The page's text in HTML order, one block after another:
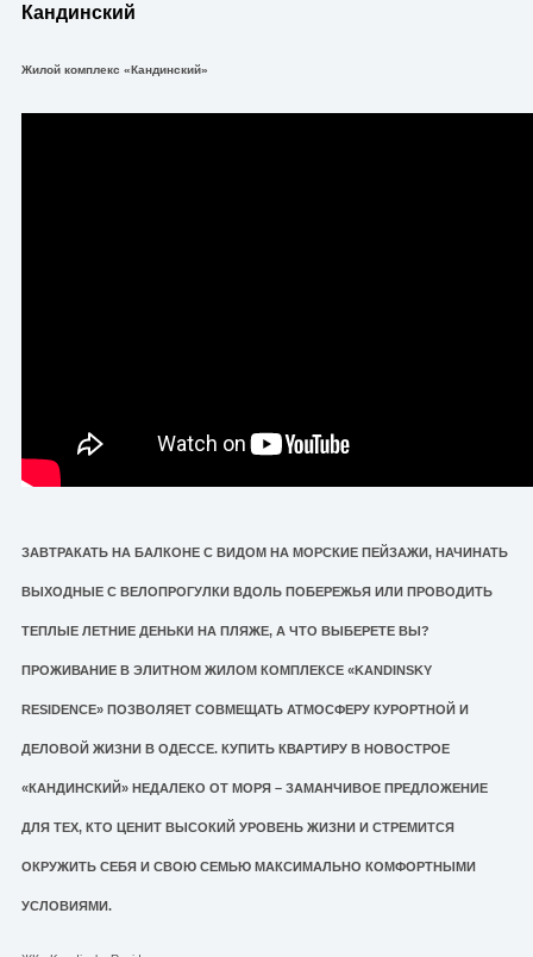
Кандинский
Жилой комплекс «Кандинский»
ЗАВТРАКАТЬ НА БАЛКОНЕ С ВИДОМ НА МОРСКИЕ ПЕЙЗАЖИ, НАЧИНАТЬ
ВЫХОДНЫЕ С ВЕЛОПРОГУЛКИ ВДОЛЬ ПОБЕРЕЖЬЯ ИЛИ ПРОВОДИТЬ
ТЕПЛЫЕ ЛЕТНИЕ ДЕНЬКИ НА ПЛЯЖЕ, А ЧТО ВЫБЕРЕТЕ ВЫ?
ПРОЖИВАНИЕ В ЭЛИТНОМ ЖИЛОМ КОМПЛЕКСЕ «KANDINSKY
RESIDENCE» ПОЗВОЛЯЕТ СОВМЕЩАТЬ АТМОСФЕРУ КУРОРТНОЙ И
ДЕЛОВОЙ ЖИЗНИ В ОДЕССЕ. КУПИТЬ КВАРТИРУ В НОВОСТРОЕ
«КАНДИНСКИЙ» НЕДАЛЕКО ОТ МОРЯ – ЗАМАНЧИВОЕ ПРЕДЛОЖЕНИЕ
ДЛЯ ТЕХ, КТО ЦЕНИТ ВЫСОКИЙ УРОВЕНЬ ЖИЗНИ И СТРЕМИТСЯ
ОКРУЖИТЬ СЕБЯ И СВОЮ СЕМЬЮ МАКСИМАЛЬНО КОМФОРТНЫМИ
УСЛОВИЯМИ.